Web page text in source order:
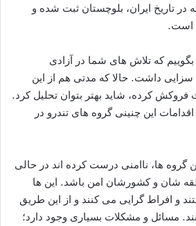
در تاریخ ایران، بلوچستان ثبت شده و
است.
بگوییم که تلاش های شما در آزادی
سزایی داشت. حالا که مدتی هم از این
کرده، شاید بهتر بتوان تحلیل کرد.
این چنینی گروه های تندرو در
گروه ها، ناامنی درست کرده اند در حالی
شان و کشورشان امن باشد. این ها
و افراط گرایی می کنند و از این طریق
مسائل و مشکلات بسیاری وجود دارد؛